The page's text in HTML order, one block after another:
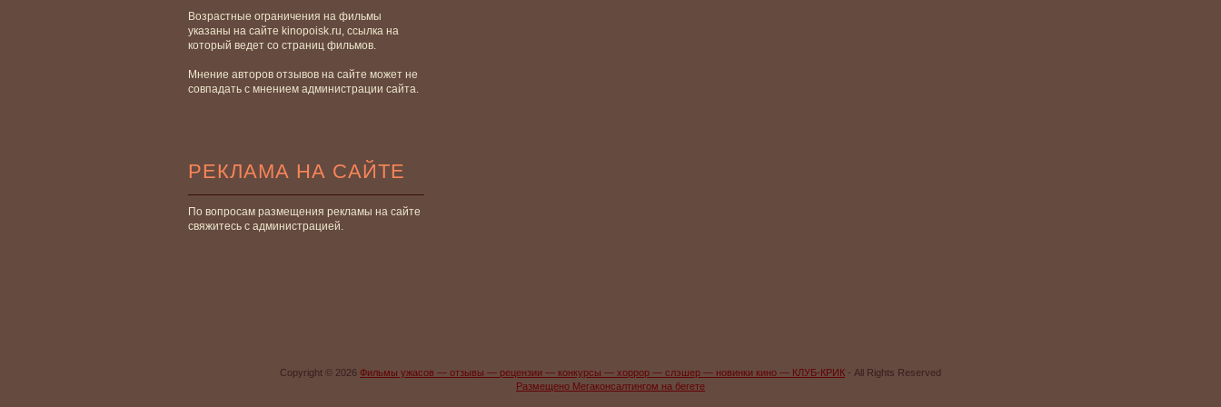
Возрастные ограничения на фильмы
указаны на сайте kinopoisk.ru, ссылка на
который ведет со страниц фильмов.
Мнение авторов отзывов на сайте может не
совпадать с мнением администрации сайта.
РЕКЛАМА НА САЙТЕ
По вопросам размещения рекламы на сайте
свяжитесь с администрацией.
Copyright © 2026 Фильмы ужасов — отзывы — рецензии — конкурсы — хоррор — слэшер — новинки кино — КЛУБ-КРИК - All Rights Reserved
Размещено Мегаконсалтингом на бегете